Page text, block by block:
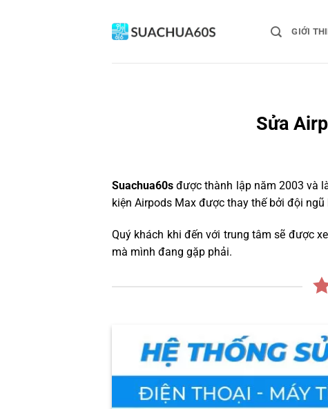
GIỚI
Sửa
Suachua60s được thành lập năm 2003 và
kiện Airpods Max được thay thế bởi đội
Quý khách khi đến với trung tâm sẽ được
mà mình đang gặp phải.